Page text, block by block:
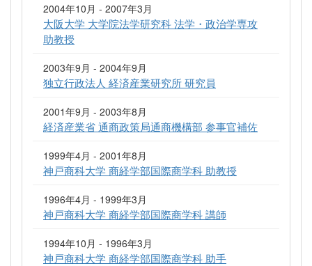
2004年10月 - 2007年3月
大阪大学 大学院法学研究科 法学・政治学専攻
助教授
2003年9月 - 2004年9月
独立行政法人 経済産業研究所 研究員
2001年9月 - 2003年8月
経済産業省 通商政策局通商機構部 参事官補佐
1999年4月 - 2001年8月
神戸商科大学 商経学部国際商学科 助教授
1996年4月 - 1999年3月
神戸商科大学 商経学部国際商学科 講師
1994年10月 - 1996年3月
神戸商科大学 商経学部国際商学科 助手